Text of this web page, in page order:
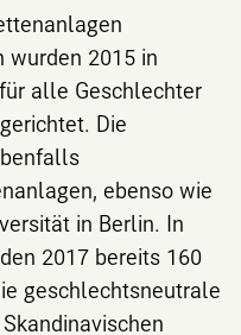
2015 in
alle Geschlechter
Die
ebenso wie
in Berlin. In
2017 bereits 160
geschlechtsneutrale